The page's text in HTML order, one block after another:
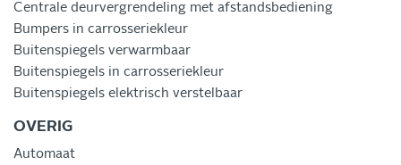
Centrale deurvergrendeling met afstandsbediening
Bumpers in carrosseriekleur
Buitenspiegels verwarmbaar
Buitenspiegels in carrosseriekleur
Buitenspiegels elektrisch verstelbaar
OVERIG
Automaat